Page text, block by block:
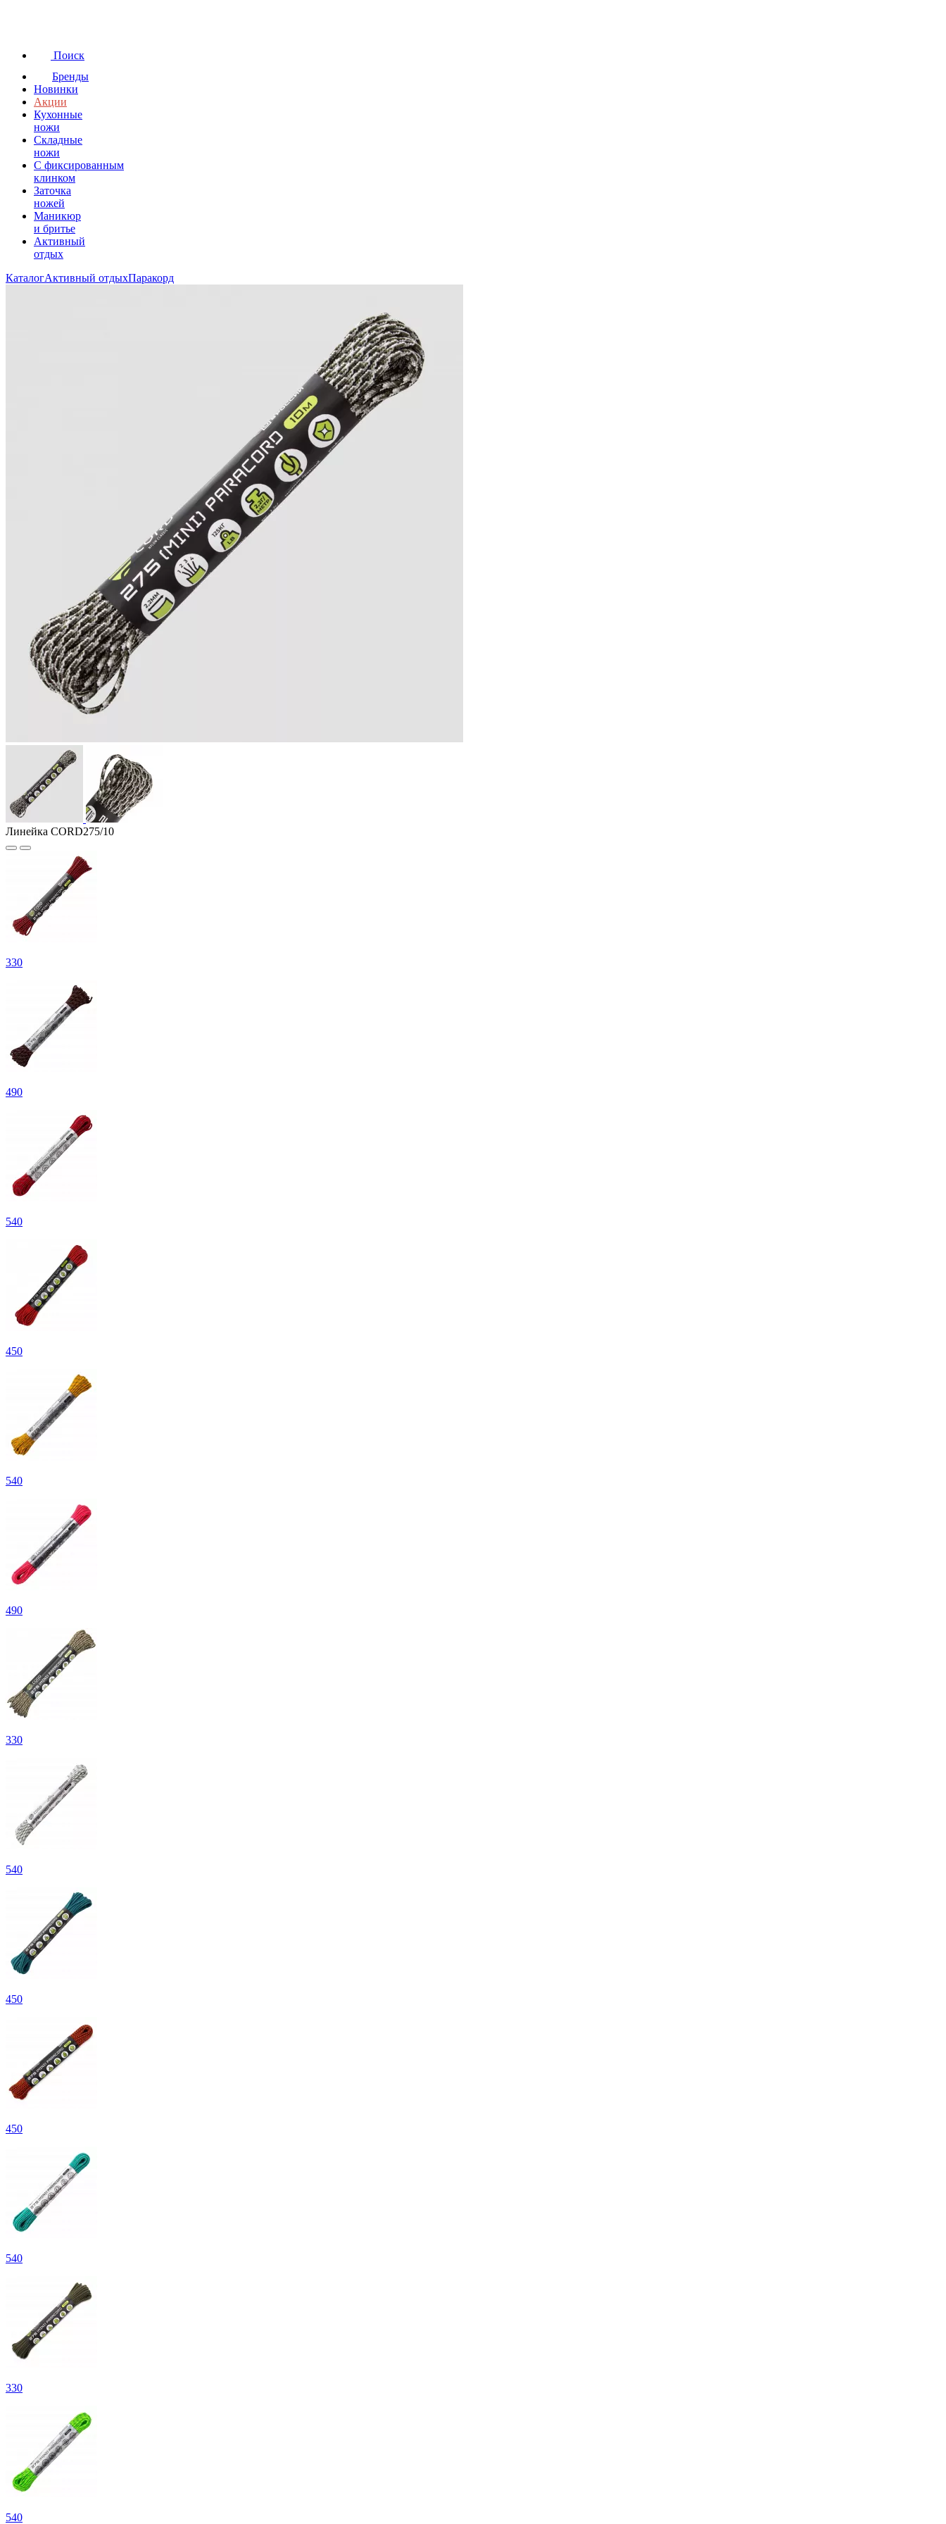
Поиск
Бренды
Новинки
Акции
Кухонные
ножи
Складные
ножи
C фиксированным
клинком
Заточка
ножей
Маникюр
и бритье
Активный
отдых
КаталогАктивный отдыхПаракорд
Линейка CORD275/10
330
490
540
450
540
490
330
540
450
450
540
330
540